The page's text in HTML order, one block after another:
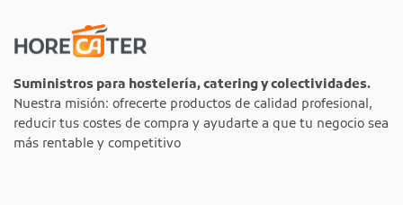
Suministros para hostelería, catering y colectividades.
Nuestra misión: ofrecerte productos de calidad profesional,
reducir tus costes de compra y ayudarte a que tu negocio sea
más rentable y competitivo